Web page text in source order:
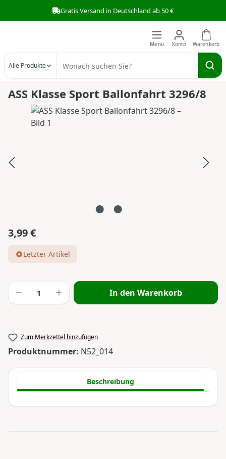
Zum Hauptinhalt springenGratis Versand in Deutschland ab 50 €
Alle Produkte
ASS Klasse Sport Ballonfahrt 3296/8
Bildergalerie überspringen
Regulärer Preis:
3,99 €
Letzter Artikel
Produkt Anzahl: Gib den gewünschten
In den Warenkorb
Zum Merkzettel hinzufügen
Produktnummer: N52_014
Beschreibung